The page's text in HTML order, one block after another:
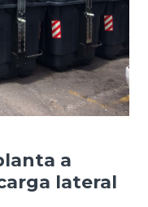
a
lateral